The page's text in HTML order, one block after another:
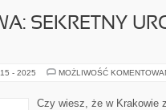
SEKRETNY
- 2025 MOŻLIWOŚĆ
Czy wiesz, że w Krakowie